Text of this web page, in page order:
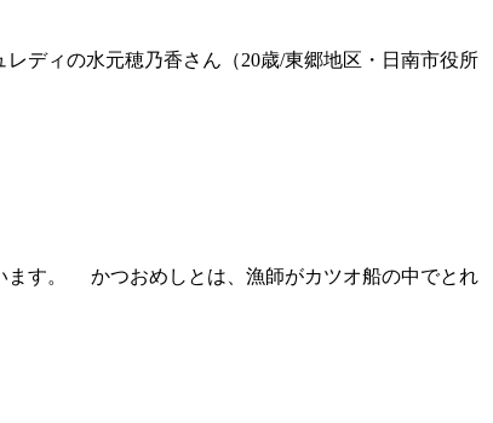
ディの水元穂乃香さん（20歳/東郷地区・日南市役所
ます。 かつおめしとは、漁師がカツオ船の中でとれ